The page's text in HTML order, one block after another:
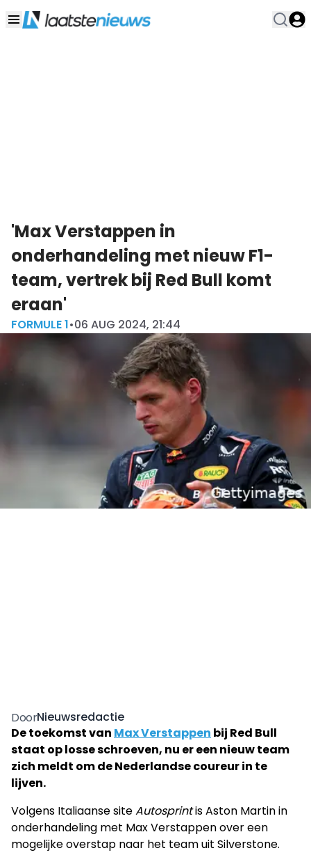
'Max Verstappen in
onderhandeling met nieuw F1-
team, vertrek bij Red Bull komt
eraan'
FORMULE 1•06 AUG 2024, 21:44
DoorNieuwsredactie
De toekomst van Max Verstappen bij Red Bull
staat op losse schroeven, nu er een nieuw team
zich meldt om de Nederlandse coureur in te
lijven.
Volgens Italiaanse siteAutosprintis Aston Martin in
onderhandeling met Max Verstappen over een
mogelijke overstap naar het team uit Silverstone.